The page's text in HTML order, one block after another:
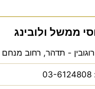
ממשל ולובינג
- תדהר, רחוב מנחם בגין 11,